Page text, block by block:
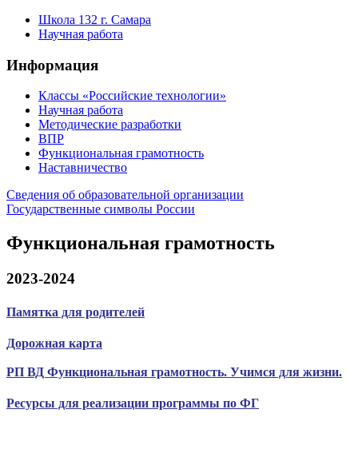
Школа 132 г. Самара
Научная работа
Информация
Классы «Российские технологии»
Научная работа
Методические разработки
ВПР
Функциональная грамотность
Наставничество
Сведения об образовательной организации
Государственные символы России
Функциональная грамотность
2023-2024
Памятка для родителей
Дорожная карта
РП ВД Функциональная грамотность. Учимся для жизни.
Ресурсы для реализации программы по ФГ